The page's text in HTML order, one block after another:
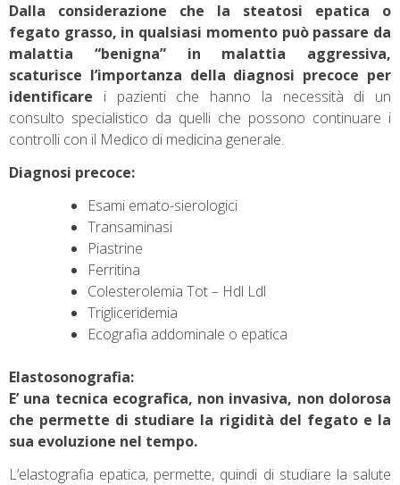
Dalla considerazione che la steatosi epatica o
fegato grasso, in qualsiasi momento può passare da
malattia “benigna” in malattia aggressiva,
scaturisce l’importanza della diagnosi precoce per
identificare i pazienti che hanno la necessità di un
consulto specialistico da quelli che possono continuare i
controlli con il Medico di medicina generale.
Diagnosi precoce:
Esami emato-sierologici
Transaminasi
Piastrine
Ferritina
Colesterolemia Tot – Hdl Ldl
Trigliceridemia
Ecografia addominale o epatica
Elastosonografia:
E’ una tecnica ecografica, non invasiva, non dolorosa
che permette di studiare la rigidità del fegato e la
sua evoluzione nel tempo.
L’elastografia epatica, permette, quindi di studiare la salute